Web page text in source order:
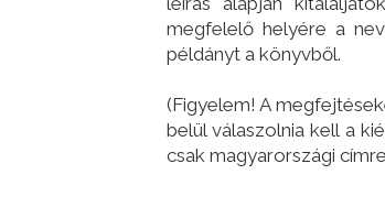
megfelelő helyére a
példányt a könyvből.
(Figyelem! A
belül válaszolnia kell a
csak magyarországi